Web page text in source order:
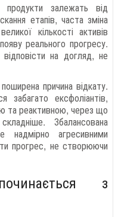
продукти залежать від
етапів, часта зміна
кількості активів
реального прогресу.
на догляд, не
причина відкату.
забагато ексфоліантів,
та реактивною, через що
Збалансована
агресивними
прогрес, не створюючи
з